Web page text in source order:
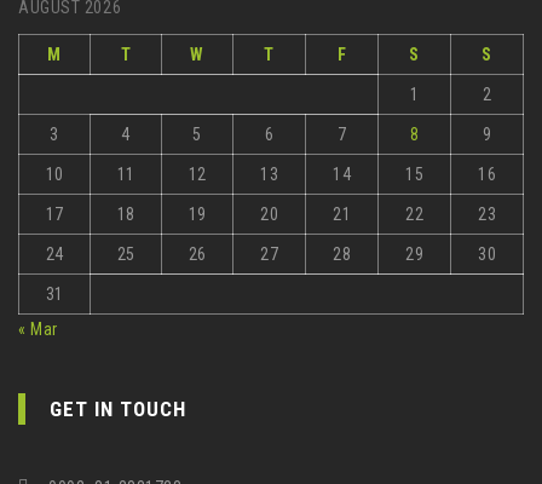
AUGUST 2026
M T W T F S S
1 2
3 4 5 6 7 8 9
10 11 12 13 14 15 16
17 18 19 20 21 22 23
24 25 26 27 28 29 30
31
« Mar
GET IN TOUCH